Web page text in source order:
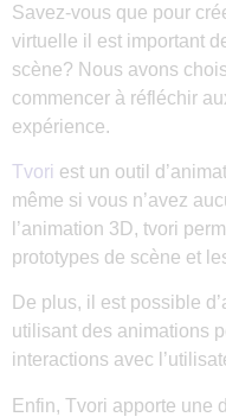
Savez-vous que pour
virtuelle il est important
scène? Nous avons
commencer à réfléchir
expérience.
Tvori est un outil
même si vous n’avez
l’animation 3D, tvori
prototypes de scène et
De plus, il est possible
utilisant des animations
interactions avec
Enfin, Tvori apporte une